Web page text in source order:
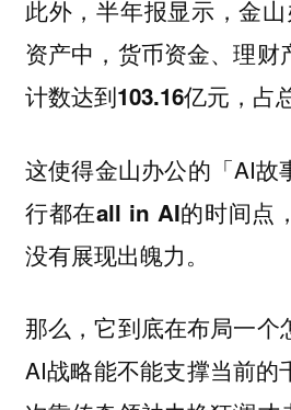
此外，半年报显示，金
资产中，货币资金、理财
计数达到103.16亿元，占
这使得金山办公的「AI故
行都在all in AI的时间点
没有展现出魄力。
那么，它到底在布局一个
AI战略能不能支撑当前的